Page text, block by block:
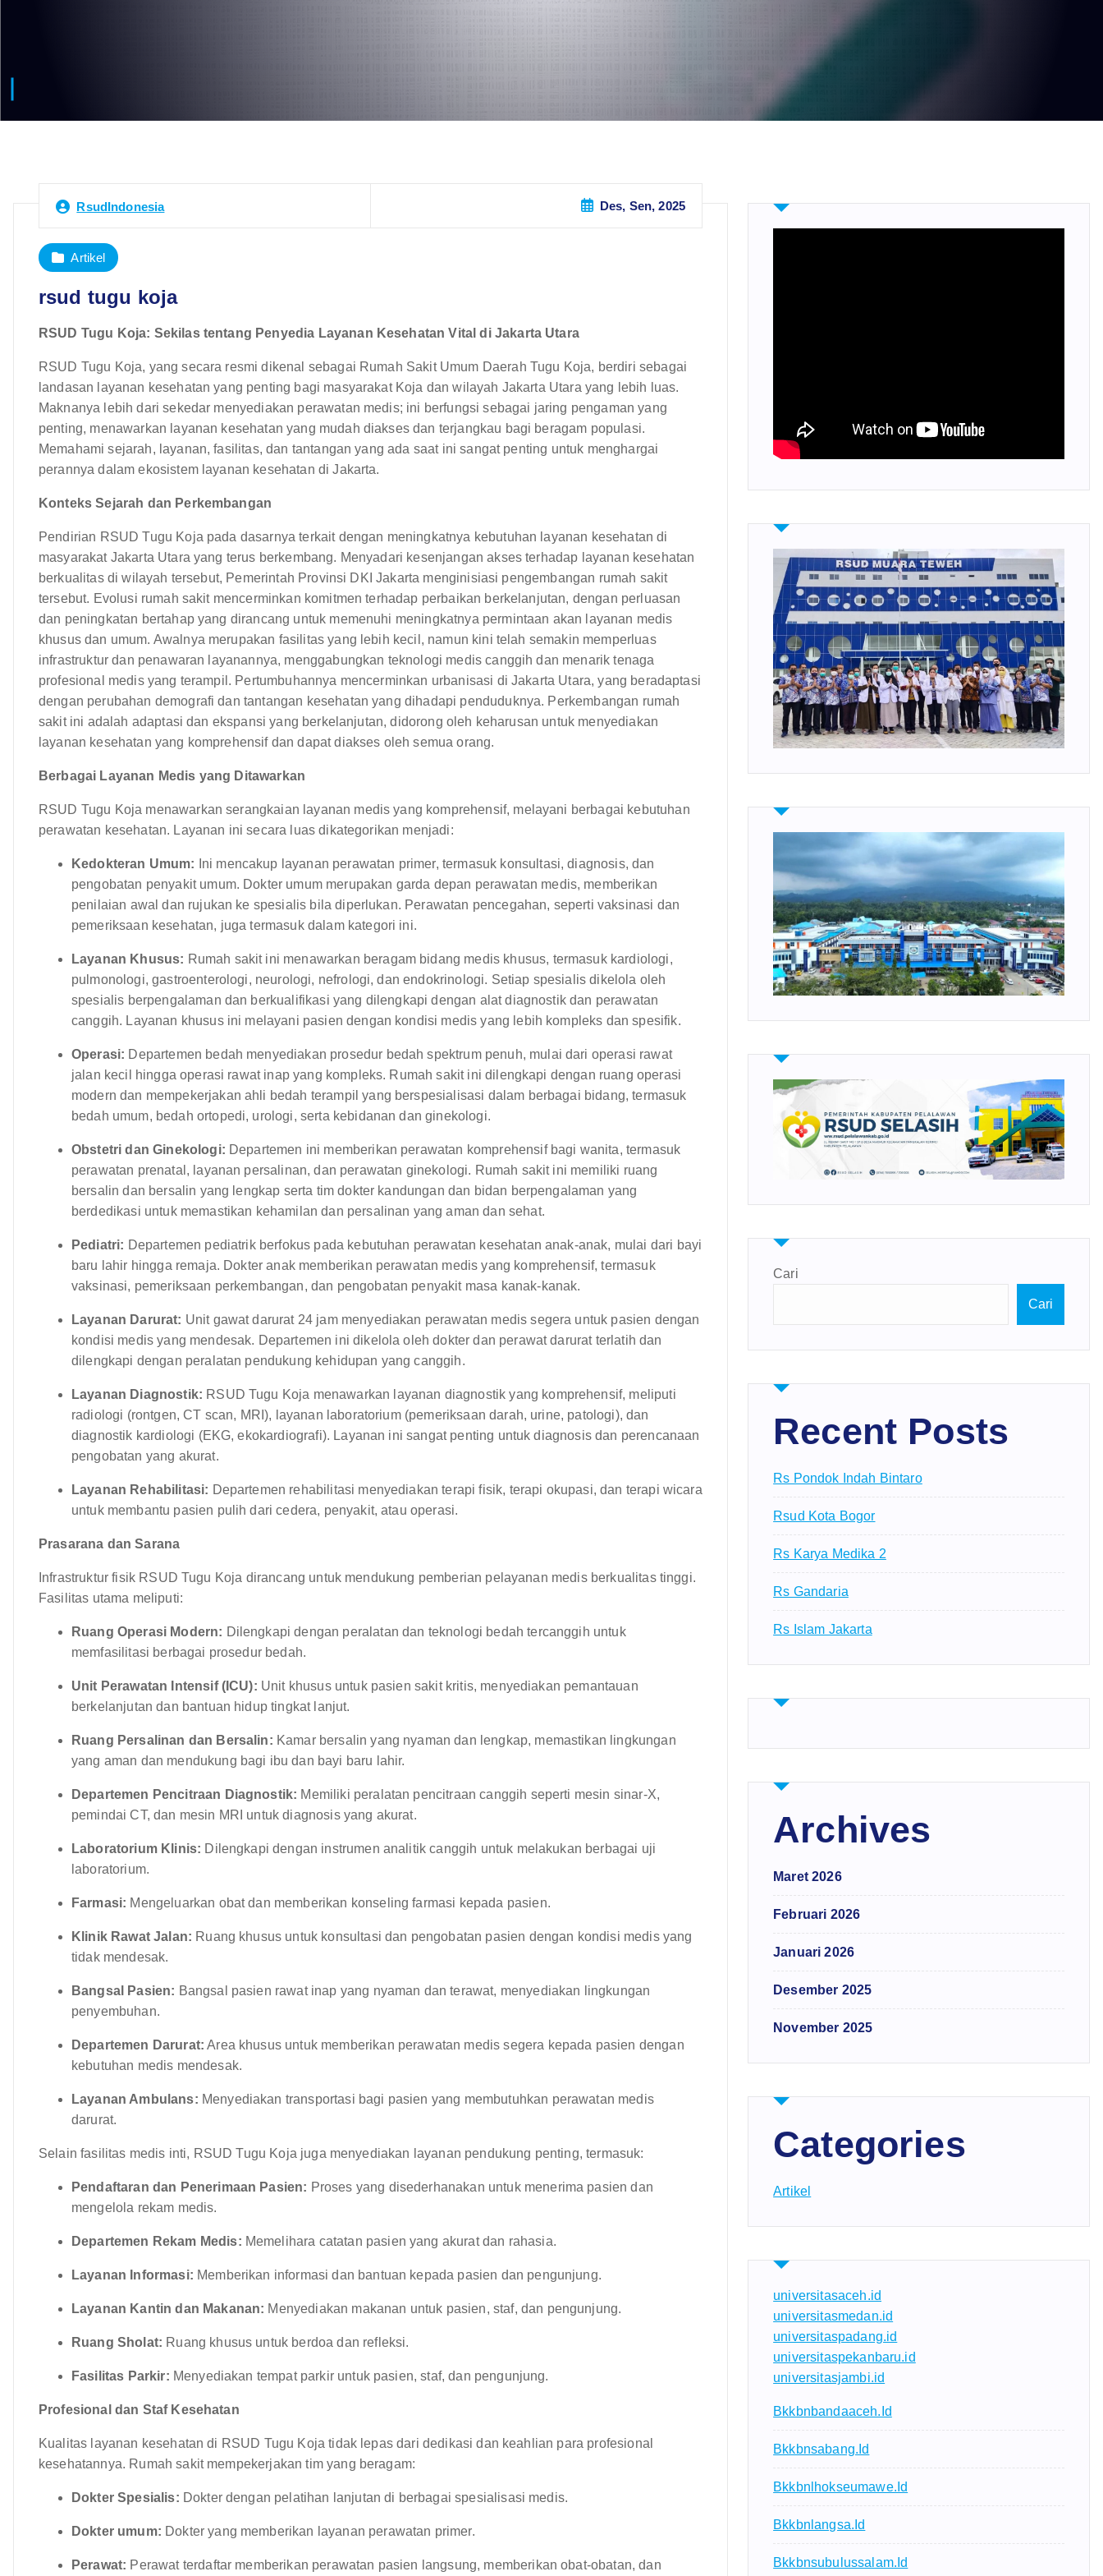
RsudIndonesia Des, Sen, 2025
Artikel
rsud tugu koja
RSUD Tugu Koja: Sekilas tentang Penyedia Layanan Kesehatan Vital di Jakarta Utara
RSUD Tugu Koja, yang secara resmi dikenal sebagai Rumah Sakit Umum Daerah Tugu Koja, berdiri sebagai
landasan layanan kesehatan yang penting bagi masyarakat Koja dan wilayah Jakarta Utara yang lebih luas.
Maknanya lebih dari sekedar menyediakan perawatan medis; ini berfungsi sebagai jaring pengaman yang
penting, menawarkan layanan kesehatan yang mudah diakses dan terjangkau bagi beragam populasi.
Memahami sejarah, layanan, fasilitas, dan tantangan yang ada saat ini sangat penting untuk menghargai
perannya dalam ekosistem layanan kesehatan di Jakarta.
Konteks Sejarah dan Perkembangan
Pendirian RSUD Tugu Koja pada dasarnya terkait dengan meningkatnya kebutuhan layanan kesehatan di
masyarakat Jakarta Utara yang terus berkembang. Menyadari kesenjangan akses terhadap layanan kesehatan
berkualitas di wilayah tersebut, Pemerintah Provinsi DKI Jakarta menginisiasi pengembangan rumah sakit
tersebut. Evolusi rumah sakit mencerminkan komitmen terhadap perbaikan berkelanjutan, dengan perluasan
dan peningkatan bertahap yang dirancang untuk memenuhi meningkatnya permintaan akan layanan medis
khusus dan umum. Awalnya merupakan fasilitas yang lebih kecil, namun kini telah semakin memperluas
infrastruktur dan penawaran layanannya, menggabungkan teknologi medis canggih dan menarik tenaga
profesional medis yang terampil. Pertumbuhannya mencerminkan urbanisasi di Jakarta Utara, yang beradaptasi
dengan perubahan demografi dan tantangan kesehatan yang dihadapi penduduknya. Perkembangan rumah
sakit ini adalah adaptasi dan ekspansi yang berkelanjutan, didorong oleh keharusan untuk menyediakan
layanan kesehatan yang komprehensif dan dapat diakses oleh semua orang.
Berbagai Layanan Medis yang Ditawarkan
RSUD Tugu Koja menawarkan serangkaian layanan medis yang komprehensif, melayani berbagai kebutuhan
perawatan kesehatan. Layanan ini secara luas dikategorikan menjadi:
Kedokteran Umum: Ini mencakup layanan perawatan primer, termasuk konsultasi, diagnosis, dan
pengobatan penyakit umum. Dokter umum merupakan garda depan perawatan medis, memberikan
penilaian awal dan rujukan ke spesialis bila diperlukan. Perawatan pencegahan, seperti vaksinasi dan
pemeriksaan kesehatan, juga termasuk dalam kategori ini.
Layanan Khusus: Rumah sakit ini menawarkan beragam bidang medis khusus, termasuk kardiologi,
pulmonologi, gastroenterologi, neurologi, nefrologi, dan endokrinologi. Setiap spesialis dikelola oleh
spesialis berpengalaman dan berkualifikasi yang dilengkapi dengan alat diagnostik dan perawatan
canggih. Layanan khusus ini melayani pasien dengan kondisi medis yang lebih kompleks dan spesifik.
Operasi: Departemen bedah menyediakan prosedur bedah spektrum penuh, mulai dari operasi rawat
jalan kecil hingga operasi rawat inap yang kompleks. Rumah sakit ini dilengkapi dengan ruang operasi
modern dan mempekerjakan ahli bedah terampil yang berspesialisasi dalam berbagai bidang, termasuk
bedah umum, bedah ortopedi, urologi, serta kebidanan dan ginekologi.
Obstetri dan Ginekologi: Departemen ini memberikan perawatan komprehensif bagi wanita, termasuk
perawatan prenatal, layanan persalinan, dan perawatan ginekologi. Rumah sakit ini memiliki ruang
bersalin dan bersalin yang lengkap serta tim dokter kandungan dan bidan berpengalaman yang
berdedikasi untuk memastikan kehamilan dan persalinan yang aman dan sehat.
Pediatri: Departemen pediatrik berfokus pada kebutuhan perawatan kesehatan anak-anak, mulai dari bayi
baru lahir hingga remaja. Dokter anak memberikan perawatan medis yang komprehensif, termasuk
vaksinasi, pemeriksaan perkembangan, dan pengobatan penyakit masa kanak-kanak.
Layanan Darurat: Unit gawat darurat 24 jam menyediakan perawatan medis segera untuk pasien dengan
kondisi medis yang mendesak. Departemen ini dikelola oleh dokter dan perawat darurat terlatih dan
dilengkapi dengan peralatan pendukung kehidupan yang canggih.
Layanan Diagnostik: RSUD Tugu Koja menawarkan layanan diagnostik yang komprehensif, meliputi
radiologi (rontgen, CT scan, MRI), layanan laboratorium (pemeriksaan darah, urine, patologi), dan
diagnostik kardiologi (EKG, ekokardiografi). Layanan ini sangat penting untuk diagnosis dan perencanaan
pengobatan yang akurat.
Layanan Rehabilitasi: Departemen rehabilitasi menyediakan terapi fisik, terapi okupasi, dan terapi wicara
untuk membantu pasien pulih dari cedera, penyakit, atau operasi.
Prasarana dan Sarana
Infrastruktur fisik RSUD Tugu Koja dirancang untuk mendukung pemberian pelayanan medis berkualitas tinggi.
Fasilitas utama meliputi:
Ruang Operasi Modern: Dilengkapi dengan peralatan dan teknologi bedah tercanggih untuk
memfasilitasi berbagai prosedur bedah.
Unit Perawatan Intensif (ICU): Unit khusus untuk pasien sakit kritis, menyediakan pemantauan
berkelanjutan dan bantuan hidup tingkat lanjut.
Ruang Persalinan dan Bersalin: Kamar bersalin yang nyaman dan lengkap, memastikan lingkungan
yang aman dan mendukung bagi ibu dan bayi baru lahir.
Departemen Pencitraan Diagnostik: Memiliki peralatan pencitraan canggih seperti mesin sinar-X,
pemindai CT, dan mesin MRI untuk diagnosis yang akurat.
Laboratorium Klinis: Dilengkapi dengan instrumen analitik canggih untuk melakukan berbagai uji
laboratorium.
Farmasi: Mengeluarkan obat dan memberikan konseling farmasi kepada pasien.
Klinik Rawat Jalan: Ruang khusus untuk konsultasi dan pengobatan pasien dengan kondisi medis yang
tidak mendesak.
Bangsal Pasien: Bangsal pasien rawat inap yang nyaman dan terawat, menyediakan lingkungan
penyembuhan.
Departemen Darurat: Area khusus untuk memberikan perawatan medis segera kepada pasien dengan
kebutuhan medis mendesak.
Layanan Ambulans: Menyediakan transportasi bagi pasien yang membutuhkan perawatan medis
darurat.
Selain fasilitas medis inti, RSUD Tugu Koja juga menyediakan layanan pendukung penting, termasuk:
Pendaftaran dan Penerimaan Pasien: Proses yang disederhanakan untuk menerima pasien dan
mengelola rekam medis.
Departemen Rekam Medis: Memelihara catatan pasien yang akurat dan rahasia.
Layanan Informasi: Memberikan informasi dan bantuan kepada pasien dan pengunjung.
Layanan Kantin dan Makanan: Menyediakan makanan untuk pasien, staf, dan pengunjung.
Ruang Sholat: Ruang khusus untuk berdoa dan refleksi.
Fasilitas Parkir: Menyediakan tempat parkir untuk pasien, staf, dan pengunjung.
Profesional dan Staf Kesehatan
Kualitas layanan kesehatan di RSUD Tugu Koja tidak lepas dari dedikasi dan keahlian para profesional
kesehatannya. Rumah sakit mempekerjakan tim yang beragam:
Dokter Spesialis: Dokter dengan pelatihan lanjutan di berbagai spesialisasi medis.
Dokter umum: Dokter yang memberikan layanan perawatan primer.
Perawat: Perawat terdaftar memberikan perawatan pasien langsung, memberikan obat-obatan, dan
Cari
Cari
Recent Posts
Rs Pondok Indah Bintaro
Rsud Kota Bogor
Rs Karya Medika 2
Rs Gandaria
Rs Islam Jakarta
Archives
Maret 2026
Februari 2026
Januari 2026
Desember 2025
November 2025
Categories
Artikel
universitasaceh.id
universitasmedan.id
universitaspadang.id
universitaspekanbaru.id
universitasjambi.id
Bkkbnbandaaceh.id
Bkkbnsabang.id
Bkkbnlhokseumawe.id
Bkkbnlangsa.id
Bkkbnsubulussalam.id